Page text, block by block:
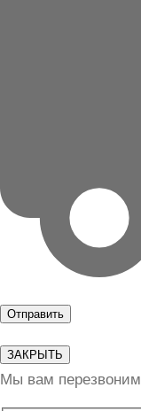
ЗАКРЫТЬ
Мы вам перезвоним